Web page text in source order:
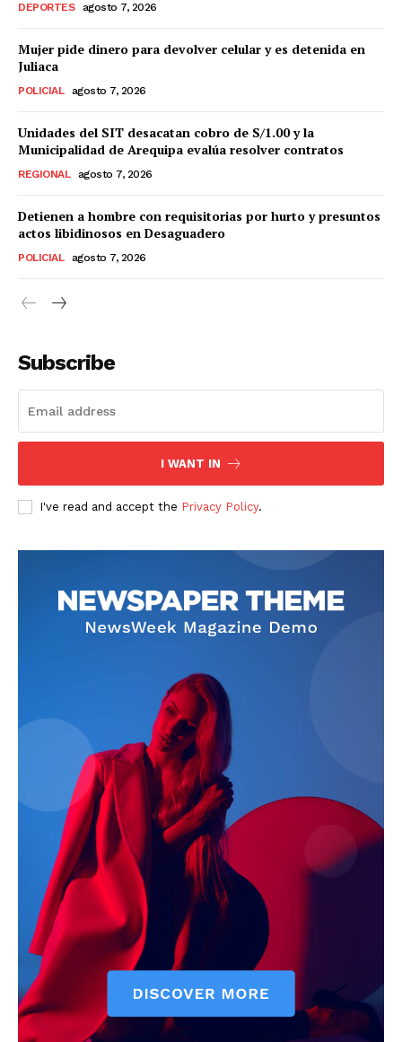
SUSCRIBETE
Nosotros
DEPORTES agosto 7, 2026
Mujer pide dinero para devolver celular y es detenida en
Juliaca
POLICIAL agosto 7, 2026
Unidades del SIT desacatan cobro de S/1.00 y la
Municipalidad de Arequipa evalúa resolver contratos
REGIONAL agosto 7, 2026
Detienen a hombre con requisitorias por hurto y presuntos
actos libidinosos en Desaguadero
POLICIAL agosto 7, 2026
Subscribe
I WANT IN
I've read and accept the Privacy Policy.